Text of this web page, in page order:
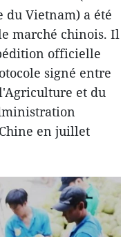
du Vietnam) a été
marché chinois. Il
officielle
signé entre
et du
en juillet